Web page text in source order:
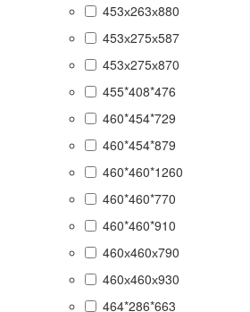
453х263х880
453х275х587
453х275х870
455*408*476
460*454*729
460*454*879
460*460*1260
460*460*770
460*460*910
460х460х790
460х460х930
464*286*663